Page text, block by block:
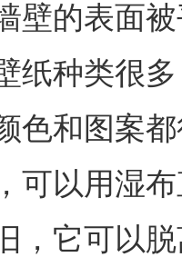
壁的表面
纸种类很
色和图案
可以用湿
，它可以